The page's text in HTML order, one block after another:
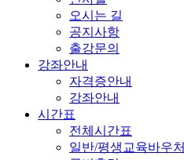
오시는 길
공지사항
출강문의
강좌안내
자격증안내
강좌안내
시간표
전체시간표
일반/평생교육바우처